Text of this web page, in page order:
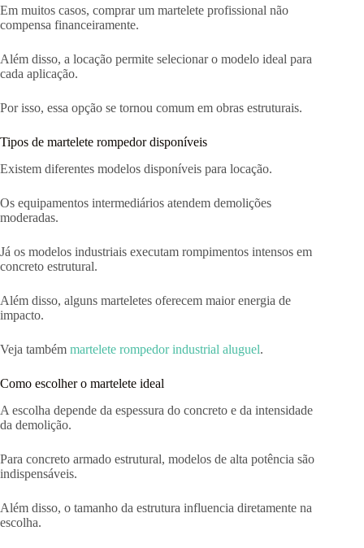
Em muitos casos, comprar um martelete profissional não
compensa financeiramente.
Além disso, a locação permite selecionar o modelo ideal para
cada aplicação.
Por isso, essa opção se tornou comum em obras estruturais.
Tipos de martelete rompedor disponíveis
Existem diferentes modelos disponíveis para locação.
Os equipamentos intermediários atendem demolições
moderadas.
Já os modelos industriais executam rompimentos intensos em
concreto estrutural.
Além disso, alguns marteletes oferecem maior energia de
impacto.
Veja também martelete rompedor industrial aluguel.
Como escolher o martelete ideal
A escolha depende da espessura do concreto e da intensidade
da demolição.
Para concreto armado estrutural, modelos de alta potência são
indispensáveis.
Além disso, o tamanho da estrutura influencia diretamente na
escolha.